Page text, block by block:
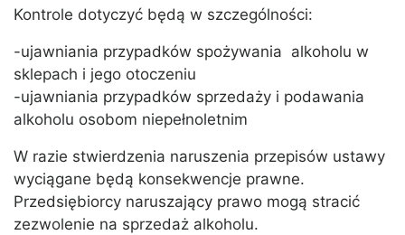
Kontrole dotyczyć będą w szczególności:
-ujawniania przypadków spożywania alkoholu w
sklepach i jego otoczeniu
-ujawniania przypadków sprzedaży i podawania
alkoholu osobom niepełnoletnim
W razie stwierdzenia naruszenia przepisów ustawy
wyciągane będą konsekwencje prawne.
Przedsiębiorcy naruszający prawo mogą stracić
zezwolenie na sprzedaż alkoholu.